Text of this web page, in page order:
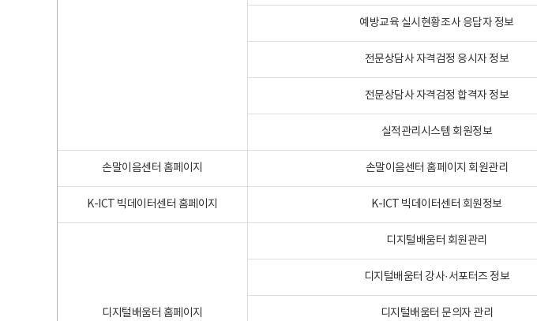
예방교육 실시현황조사 응답자 정보
전문상담사 자격검정 응시자 정보
전문상담사 자격검정 합격자 정보
실적관리시스템 회원정보
손말이음센터 홈페이지 손말이음센터 홈페이지 회원관리
K-ICT 빅데이터센터 홈페이지 K-ICT 빅데이터센터 회원정보
디지털배움터 홈페이지
디지털배움터 회원관리
디지털배움터 강사·서포터즈 정보
디지털배움터 문의자 관리